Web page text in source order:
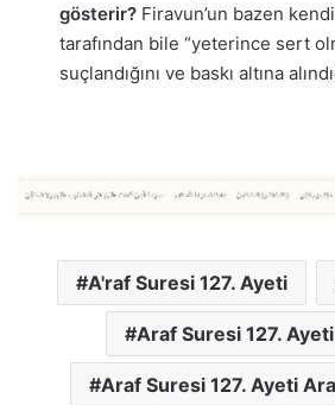
gösterir? Firavun’un bazen
tarafından bile “yeterince sert
suçlandığını ve baskı altına
A'raf Suresi 127. Ayeti
Araf Suresi 127. Ayeti
Araf Suresi 127. Ayeti